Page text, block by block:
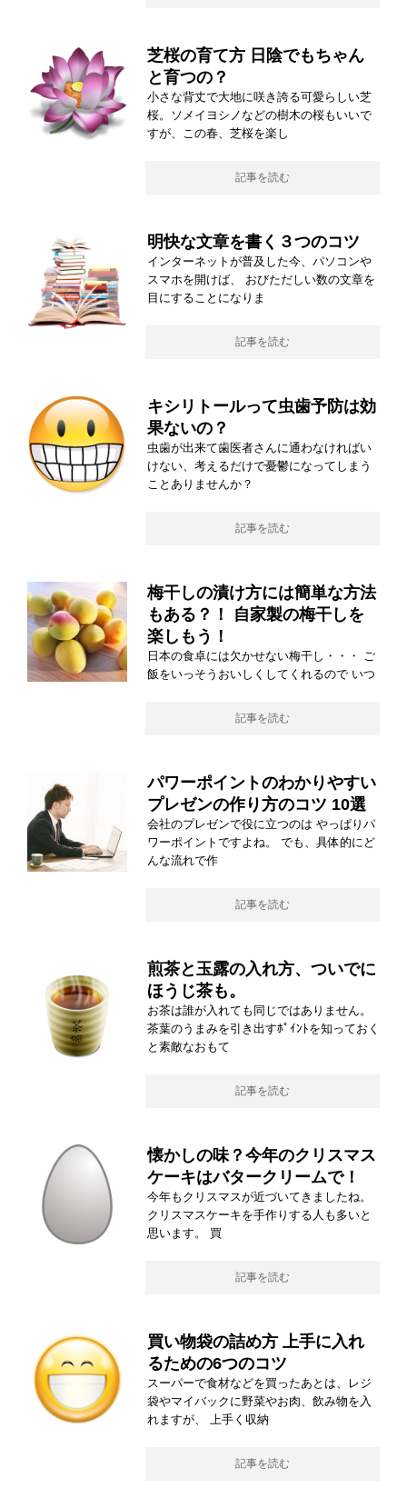
芝桜の育て方 日陰でもちゃん
と育つの？
小さな背丈で大地に咲き誇る可愛らしい芝
桜。ソメイヨシノなどの樹木の桜もいいで
すが、この春、芝桜を楽し
記事を読む
明快な文章を書く３つのコツ
インターネットが普及した今、パソコンや
スマホを開けば、 おびただしい数の文章を
目にすることになりま
記事を読む
キシリトールって虫歯予防は効
果ないの？
虫歯が出来て歯医者さんに通わなければい
けない、考えるだけで憂鬱になってしまう
ことありませんか？
記事を読む
梅干しの漬け方には簡単な方法
もある？！ 自家製の梅干しを
楽しもう！
日本の食卓には欠かせない梅干し・・・ ご
飯をいっそうおいしくしてくれるので いつ
記事を読む
パワーポイントのわかりやすい
プレゼンの作り方のコツ 10選
会社のプレゼンで役に立つのは やっぱりパ
ワーポイントですよね。 でも、具体的にど
んな流れで作
記事を読む
煎茶と玉露の入れ方、ついでに
ほうじ茶も。
お茶は誰が入れても同じではありません。
茶葉のうまみを引き出すﾎﾟｲﾝﾄを知っておく
と素敵なおもて
記事を読む
懐かしの味？今年のクリスマス
ケーキはバタークリームで！
今年もクリスマスが近づいてきましたね。
クリスマスケーキを手作りする人も多いと
思います。 買
記事を読む
買い物袋の詰め方 上手に入れ
るための6つのコツ
スーパーで食材などを買ったあとは、レジ
袋やマイバックに野菜やお肉、飲み物を入
れますが、 上手く収納
記事を読む